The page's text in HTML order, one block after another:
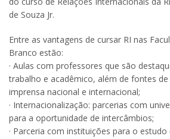
de Souza Jr.
Entre as vantagens de cursar RI nas
Branco estão:
· Aulas com professores que são
trabalho e acadêmico, além de fontes
imprensa nacional e internacional;
· Internacionalização: parcerias com
para a oportunidade de intercâmbios;
· Parceria com instituições para o estudo